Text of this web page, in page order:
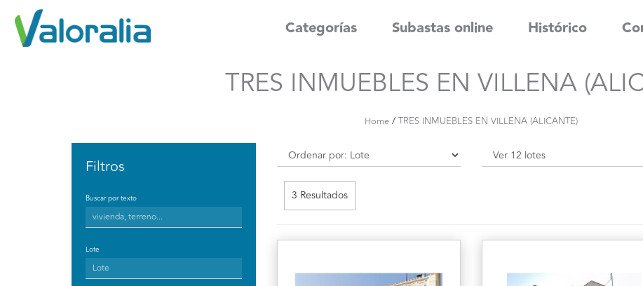
Categorías Subastas online Histórico
TRES INMUEBLES EN VILLENA
Home / TRES INMUEBLES EN VILLENA (ALICANTE)
Filtros
Buscar por texto
Lote
3 Resultados